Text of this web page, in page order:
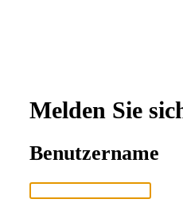
Melden Sie
Benutzername